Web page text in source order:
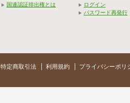
国連認証排出権とは
ログイン
パスワード再発行
特定商取引法 利用規約 プライバシーポリ